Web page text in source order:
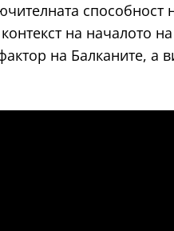
способност
на началото
на Балканите, а